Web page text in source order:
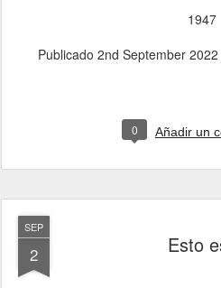
1947
Publicado 2nd September 2022
0 Añadir un
SEP
2 Esto